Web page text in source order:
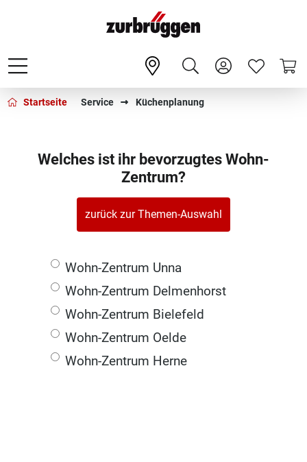
Startseite Service Küchenplanung
Welches ist ihr bevorzugtes Wohn-
Zentrum?
zurück zur Themen-Auswahl
Wohn-Zentrum Unna
Wohn-Zentrum Delmenhorst
Wohn-Zentrum Bielefeld
Wohn-Zentrum Oelde
Wohn-Zentrum Herne